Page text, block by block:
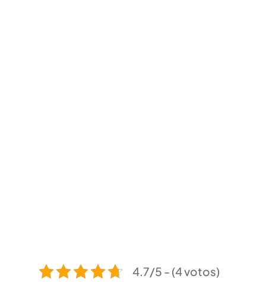
4.7/5 - (4 votos)